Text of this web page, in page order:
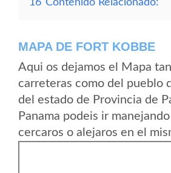
16 Contenido Relacionado:
MAPA DE FORT KOBBE
Aqui os dejamos el Mapa
carreteras como del pueblo
del estado de Provincia de
Panama podeis ir
cercaros o alejaros en el